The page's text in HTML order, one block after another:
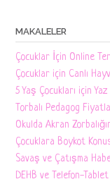
MAKALELER
Çocuklar İçin Online
Çocuklar için Canlı
5 Yaş Çocukları için
Torbalı Pedagog
Okulda Akran
Çocuklara Boykot
Savaş ve Çatışma
DEHB ve Telefon-